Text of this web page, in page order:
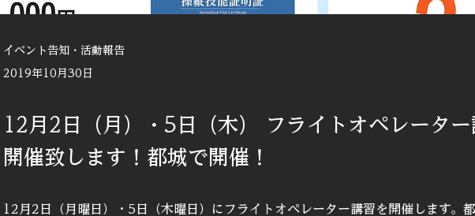
イベント告知・活動報告
2019年10月30日
12月2日（月）・5日（木） フライトオペレーター
開催致します！都城で開催！
12月2日（月曜日）・5日（木曜日）にフライトオペレーター講習を開催します。